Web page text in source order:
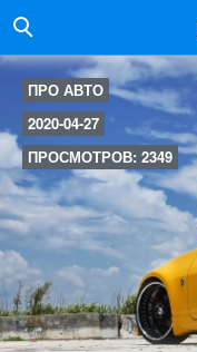
ПРО АВТО
2020-04-27
ПРОСМОТРОВ: 2349